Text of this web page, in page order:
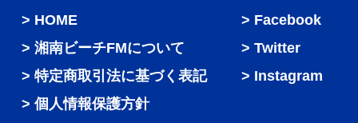
HOME
湘南ビーチFMについて
特定商取引法に基づく表記
個人情報保護方針
Facebook
Twitter
Instagram